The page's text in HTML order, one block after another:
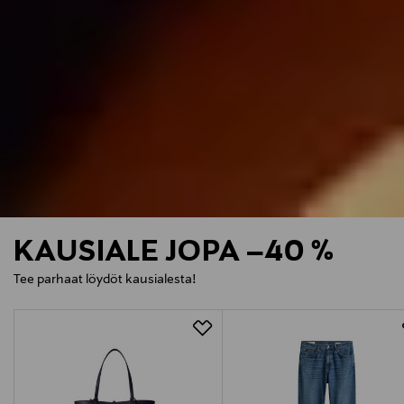
KAUSIALE JOPA –40 %
Tee parhaat löydöt kausialesta!